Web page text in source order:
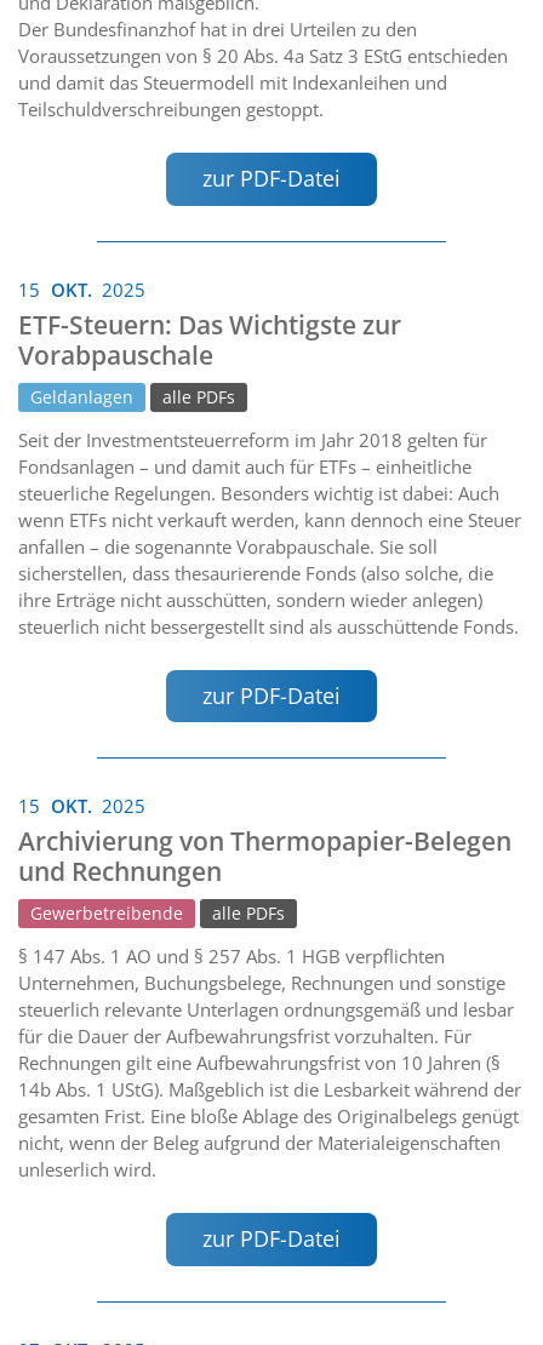
Der Bundesfinanzhof hat in drei Urteilen zu den
Voraussetzungen von § 20 Abs. 4a Satz 3 EStG entschieden
und damit das Steuermodell mit Indexanleihen und
Teilschuldverschreibungen gestoppt.
zur PDF-Datei
15 OKT. 2025
ETF-Steuern: Das Wichtigste zur
Vorabpauschale
Geldanlagen alle PDFs
Seit der Investmentsteuerreform im Jahr 2018 gelten für
Fondsanlagen – und damit auch für ETFs – einheitliche
steuerliche Regelungen. Besonders wichtig ist dabei: Auch
wenn ETFs nicht verkauft werden, kann dennoch eine Steuer
anfallen – die sogenannte Vorabpauschale. Sie soll
sicherstellen, dass thesaurierende Fonds (also solche, die
ihre Erträge nicht ausschütten, sondern wieder anlegen)
steuerlich nicht bessergestellt sind als ausschüttende Fonds.
zur PDF-Datei
15 OKT. 2025
Archivierung von Thermopapier-Belegen
und Rechnungen
Gewerbetreibende alle PDFs
§ 147 Abs. 1 AO und § 257 Abs. 1 HGB verpflichten
Unternehmen, Buchungsbelege, Rechnungen und sonstige
steuerlich relevante Unterlagen ordnungsgemäß und lesbar
für die Dauer der Aufbewahrungsfrist vorzuhalten. Für
Rechnungen gilt eine Aufbewahrungsfrist von 10 Jahren (§
14b Abs. 1 UStG). Maßgeblich ist die Lesbarkeit während der
gesamten Frist. Eine bloße Ablage des Originalbelegs genügt
nicht, wenn der Beleg aufgrund der Materialeigenschaften
unleserlich wird.
zur PDF-Datei